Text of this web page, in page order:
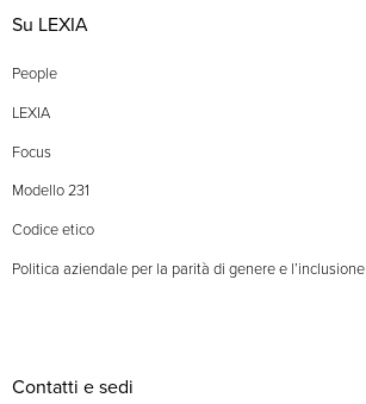
Su LEXIA
People
LEXIA
Focus
Modello 231
Codice etico
Politica aziendale per la parità di genere e l’inclusione
Contatti e sedi